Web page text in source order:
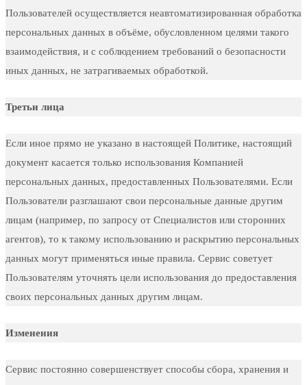
Пользователей осуществляется неавтоматизированная обработка
персональных данных в объёме, обусловленном целями такого
взаимодействия, и с соблюдением требований о безопасности
иных данных, не затрагиваемых обработкой.
Третьи лица
Если иное прямо не указано в настоящей Политике, настоящий
документ касается только использования Компанией
персональных данных, предоставленных Пользователями. Если
Пользователи разглашают свои персональные данные другим
лицам (например, по запросу от Специалистов или сторонних
агентов), то к такому использованию и раскрытию персональных
данных могут применяться иные правила. Сервис советует
Пользователям уточнять цели использования до предоставления
своих персональных данных другим лицам.
Изменения
Сервис постоянно совершенствует способы сбора, хранения и